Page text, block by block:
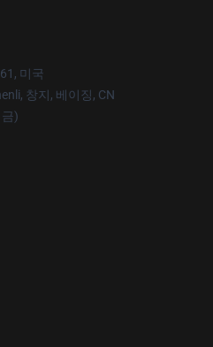
미국
창지, 베이징, CN
)